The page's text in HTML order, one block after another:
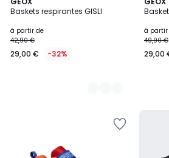
Baskets respirantes GISLI
à partir de
42,90 €
29,00 € -32%
2
Couleurs
à partir
49,90 €
29,00